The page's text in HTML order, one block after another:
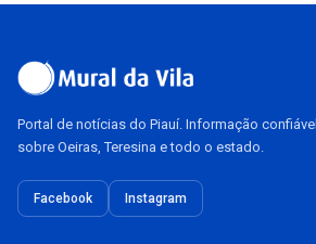
Portal de notícias do Piauí. Informação confiável
sobre Oeiras, Teresina e todo o estado.
Facebook Instagram